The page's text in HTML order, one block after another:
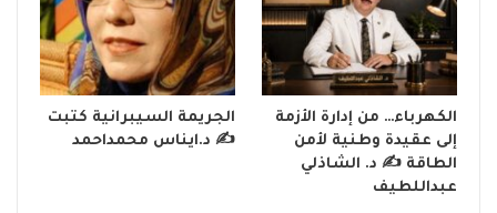
الكهرباء… من إدارة الأزمة
إلى عقيدة وطنية لأمن
الطاقة ✍️ د. الشاذلي
عبداللطيف
الجريمة السيبرانية كتبت
✍ د.ايناس محمداحمد